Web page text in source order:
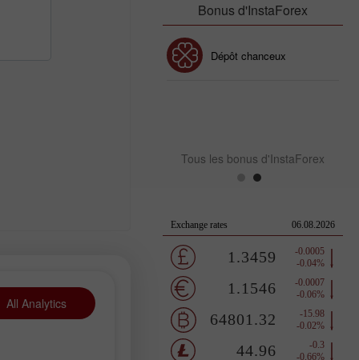
All Analytics
Bonus d'InstaForex
Dépôt chanceux
Tous les bonus d'InstaForex